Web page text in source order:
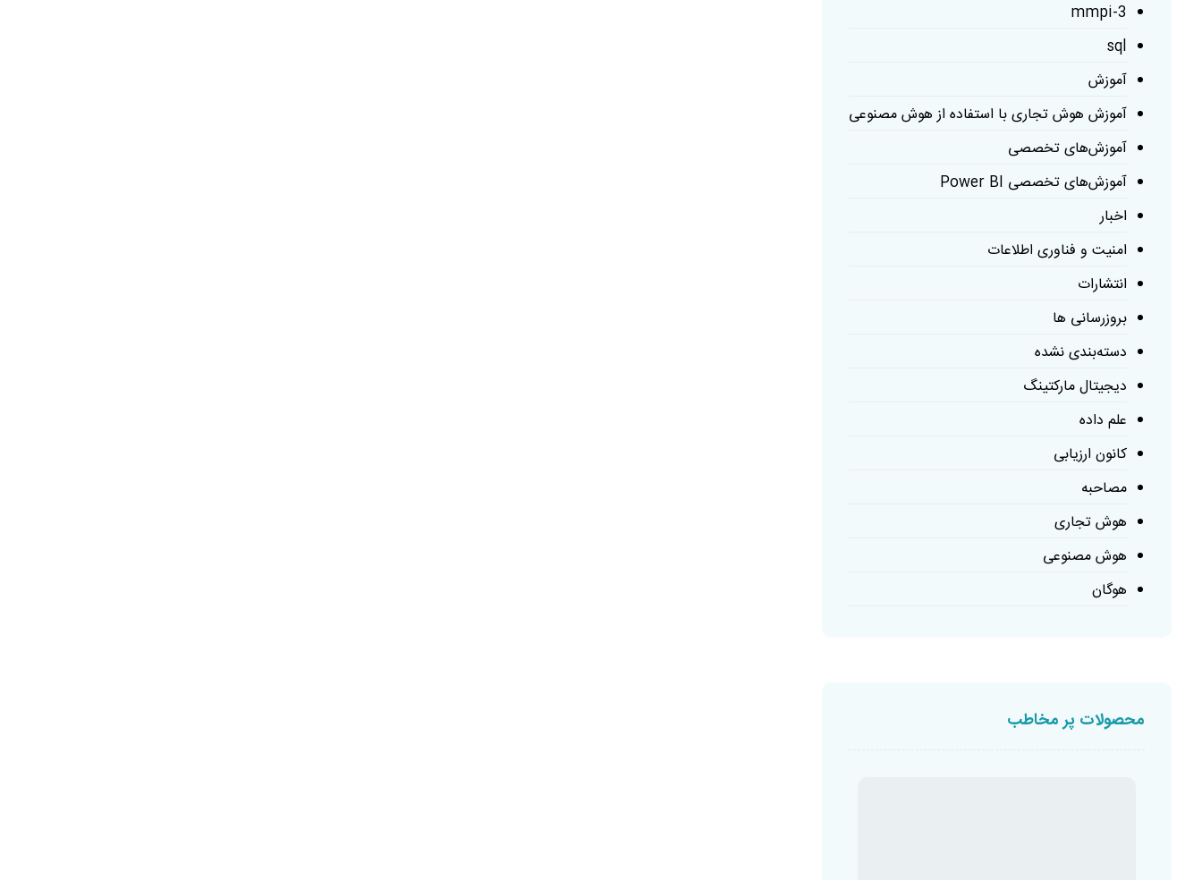
mmpi-3
sql
آموزش
آموزش هوش تجاری با استفاده از هوش مصنوعی
آموزش‌های تخصصی
آموزش‌های تخصصی Power BI
اخبار
امنیت و فناوری اطلاعات
انتشارات
بروزرسانی ها
دسته‌بندی نشده
دیجیتال مارکتینگ
علم داده
کانون ارزیابی
مصاحبه
هوش تجاری
هوش مصنوعی
هوگان
محصولات پر مخاطب